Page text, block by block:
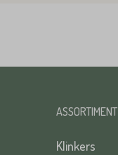
ASSORTIMENT
Klinkers